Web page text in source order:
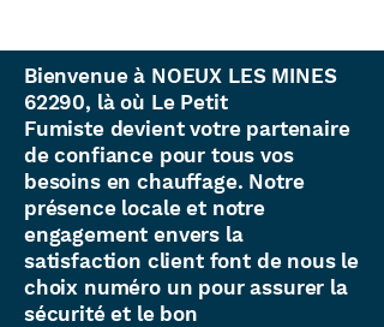
Bienvenue à NOEUX LES MINES
62290, là où Le Petit
Fumiste devient votre partenaire
de confiance pour tous vos
besoins en chauffage. Notre
présence locale et notre
engagement envers la
satisfaction client font de nous le
choix numéro un pour assurer la
sécurité et le bon